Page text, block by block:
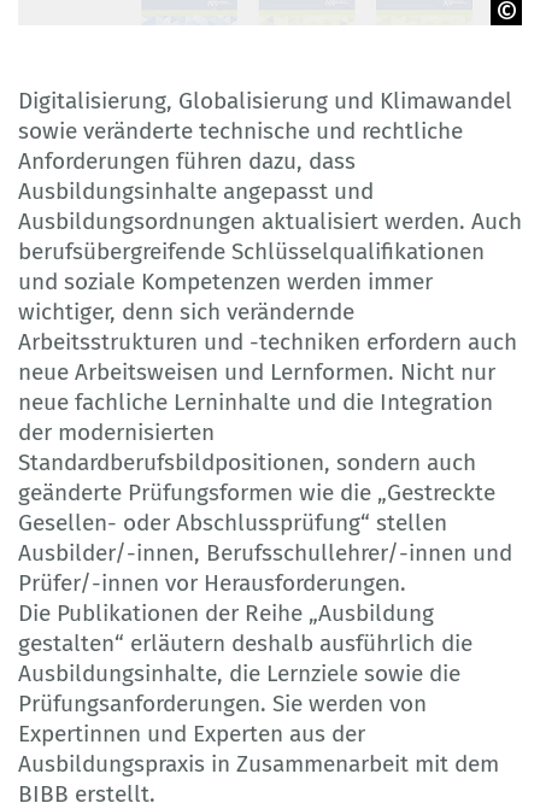
Digitalisierung, Globalisierung und Klimawandel
sowie veränderte technische und rechtliche
Anforderungen führen dazu, dass
Ausbildungsinhalte angepasst und
Ausbildungsordnungen aktualisiert werden. Auch
berufsübergreifende Schlüsselqualifikationen
und soziale Kompetenzen werden immer
wichtiger, denn sich verändernde
Arbeitsstrukturen und -techniken erfordern auch
neue Arbeitsweisen und Lernformen. Nicht nur
neue fachliche Lerninhalte und die Integration
der modernisierten
Standardberufsbildpositionen, sondern auch
geänderte Prüfungsformen wie die „Gestreckte
Gesellen- oder Abschlussprüfung“ stellen
Ausbilder/-innen, Berufsschullehrer/-innen und
Prüfer/-innen vor Herausforderungen.
Die Publikationen der Reihe „Ausbildung
gestalten“ erläutern deshalb ausführlich die
Ausbildungsinhalte, die Lernziele sowie die
Prüfungsanforderungen. Sie werden von
Expertinnen und Experten aus der
Ausbildungspraxis in Zusammenarbeit mit dem
BIBB erstellt.